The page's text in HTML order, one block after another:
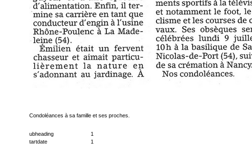
Condoléances à sa famille et ses proches.
ubheading
1
tartdate
1